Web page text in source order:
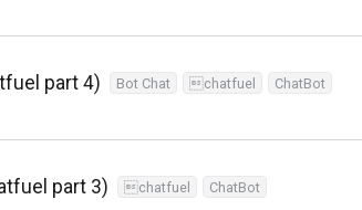
part 4) Bot Chat chatfuel ChatBot
part 3) chatfuel ChatBot